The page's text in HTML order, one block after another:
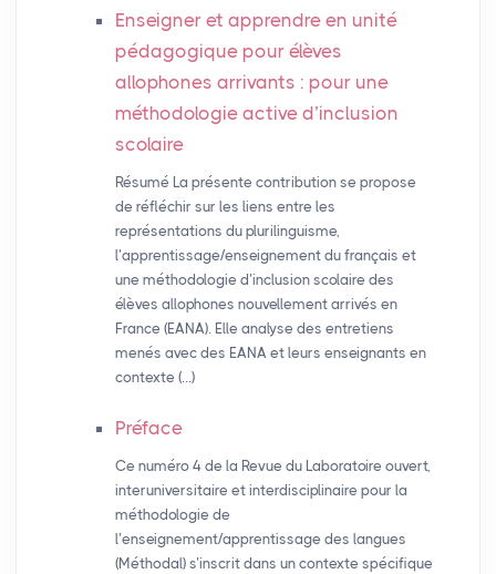
Enseigner et apprendre en unité
pédagogique pour élèves
allophones arrivants : pour une
méthodologie active d’inclusion
scolaire
Résumé La présente contribution se propose
de réfléchir sur les liens entre les
représentations du plurilinguisme,
l’apprentissage/enseignement du français et
une méthodologie d’inclusion scolaire des
élèves allophones nouvellement arrivés en
France (EANA). Elle analyse des entretiens
menés avec des EANA et leurs enseignants en
contexte (…)
Préface
Ce numéro 4 de la Revue du Laboratoire ouvert,
interuniversitaire et interdisciplinaire pour la
méthodologie de
l’enseignement/apprentissage des langues
(Méthodal) s’inscrit dans un contexte spécifique